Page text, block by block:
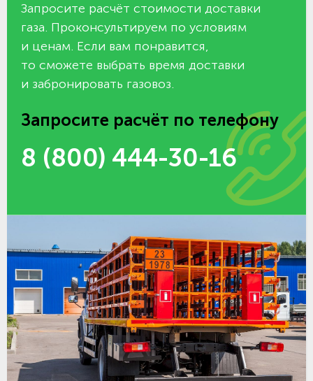
Запросите расчёт стоимости доставки
газа. Проконсультируем по условиям
и ценам. Если вам понравится,
то сможете выбрать время доставки
и забронировать газовоз.
Запросите расчёт по телефону
8 (800) 444-30-16